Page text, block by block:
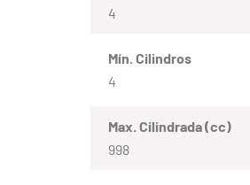
4
Mín. Cilindros
4
Max. Cilindrada (cc)
998